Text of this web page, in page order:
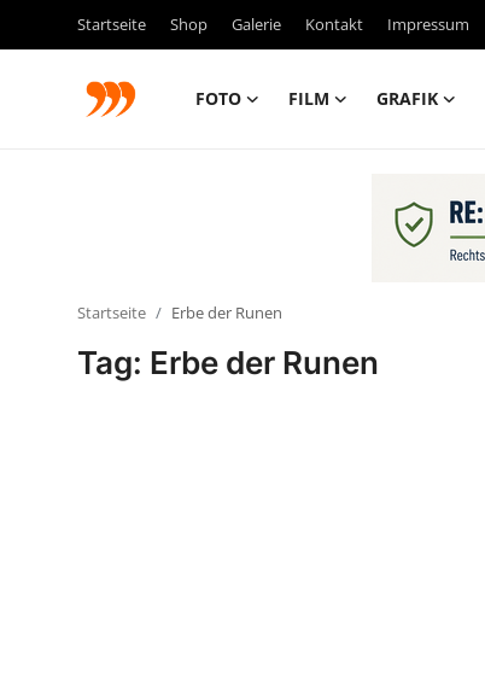
Startseite Shop Galerie Kontakt Impressum
FOTO FILM GRAFIK
Startseite Erbe der Runen
Tag: Erbe der Runen